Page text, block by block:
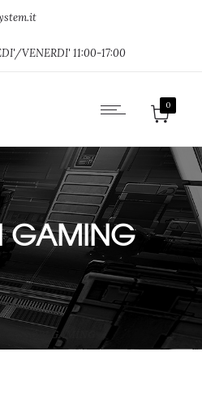
VENERDI' 11:00-17:00
0
GAMING
GAMING